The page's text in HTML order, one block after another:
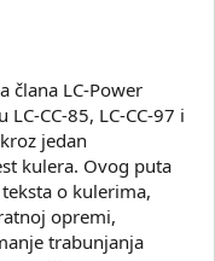
člana LC-Power
CC-85, LC-CC-97 i
jedan
kulera. Ovog puta
o kulerima,
opremi,
trabunjanja